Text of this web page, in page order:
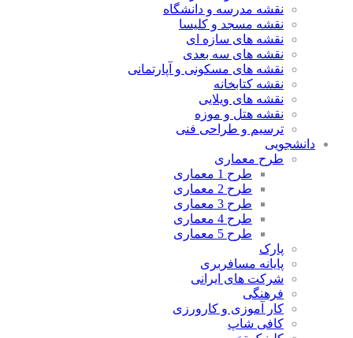
نقشه مدرسه و دانشگاه
نقشه مسجد و کلیسا
نقشه های سازه ای
نقشه های سه بعدی
نقشه های مسکونی و آپارتمانی
نقشه کتابخانه
نقشه های ویلایی
نقشه هتل و موزه
ترسیم و طراحی فنی
دانشجویی
طرح معماری
طرح 1 معماری
طرح 2 معماری
طرح 3 معماری
طرح 4 معماری
طرح 5 معماری
پارک
پایانه مسافربری
شرکت های ایرانی
فرهنگی
کار آموزی و کارورزی
کافی شاپ